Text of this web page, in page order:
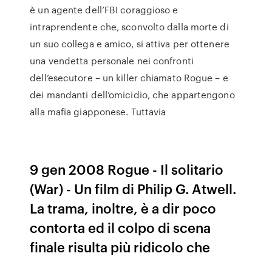
è un agente dell’FBI coraggioso e
intraprendente che, sconvolto dalla morte di
un suo collega e amico, si attiva per ottenere
una vendetta personale nei confronti
dell’esecutore – un killer chiamato Rogue – e
dei mandanti dell’omicidio, che appartengono
alla mafia giapponese. Tuttavia
9 gen 2008 Rogue - Il solitario
(War) - Un film di Philip G. Atwell.
La trama, inoltre, è a dir poco
contorta ed il colpo di scena
finale risulta più ridicolo che